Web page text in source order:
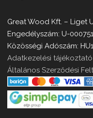
Great Wood Kft. – Liget
Engedélyszám: U-000751
Közösségi Adószám:
Adatkezelési tájékoztató
Általános Szerződési